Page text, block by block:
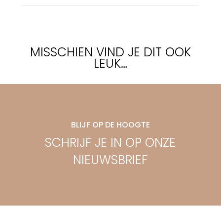
MISSCHIEN VIND JE DIT OOK
LEUK…
BLIJF OP DE HOOGTE
SCHRIJF JE IN OP ONZE
NIEUWSBRIEF